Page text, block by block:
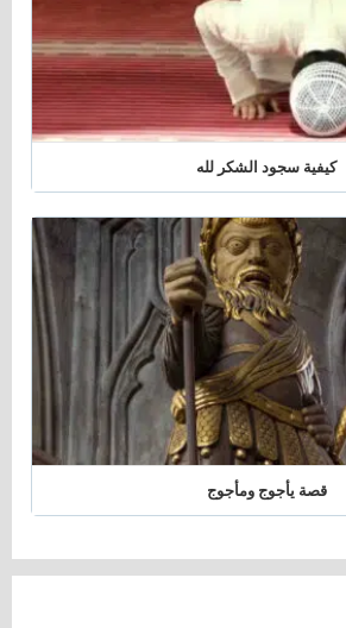
كيفية سجود الشكر لله
قصة يأجوج ومأجوج